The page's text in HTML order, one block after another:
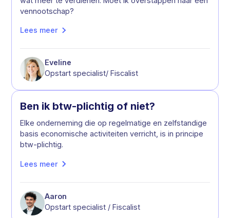
vennootschap?
Lees meer
Eveline
Opstart specialist/ Fiscalist
Ben ik btw-plichtig of niet?
Elke onderneming die op regelmatige en zelfstandige
basis economische activiteiten verricht, is in principe
btw-plichtig.
Lees meer
Aaron
Opstart specialist / Fiscalist